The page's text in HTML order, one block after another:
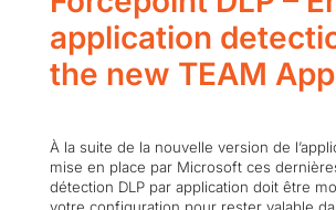
application
the new TEAM
À la suite de la nouvelle version de
mise en place par Microsoft ces
détection DLP par application doit être